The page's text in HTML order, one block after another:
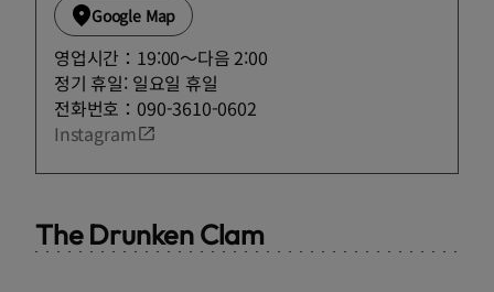
Google Map
영업시간：19:00〜다음 2:00
정기 휴일: 일요일 휴일
전화번호：090-3610-0602
Instagram
The Drunken Clam